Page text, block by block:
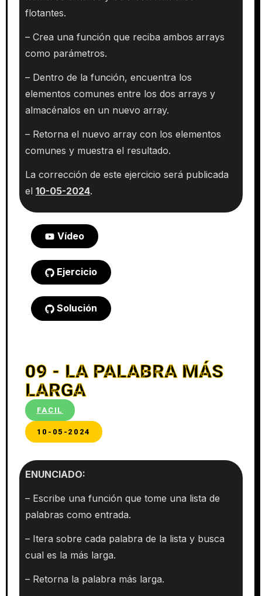
flotantes.
– Crea una función que reciba ambos arrays
como parámetros.
– Dentro de la función, encuentra los
elementos comunes entre los dos arrays y
almacénalos en un nuevo array.
– Retorna el nuevo array con los elementos
comunes y muestra el resultado.
La corrección de este ejercicio será publicada
el 10-05-2024.
Vídeo
Ejercicio
Solución
09 - LA PALABRA MÁS
LARGA
FACIL
10-05-2024
ENUNCIADO:
– Escribe una función que tome una lista de
palabras como entrada.
– Itera sobre cada palabra de la lista y busca
cual es la más larga.
– Retorna la palabra más larga.